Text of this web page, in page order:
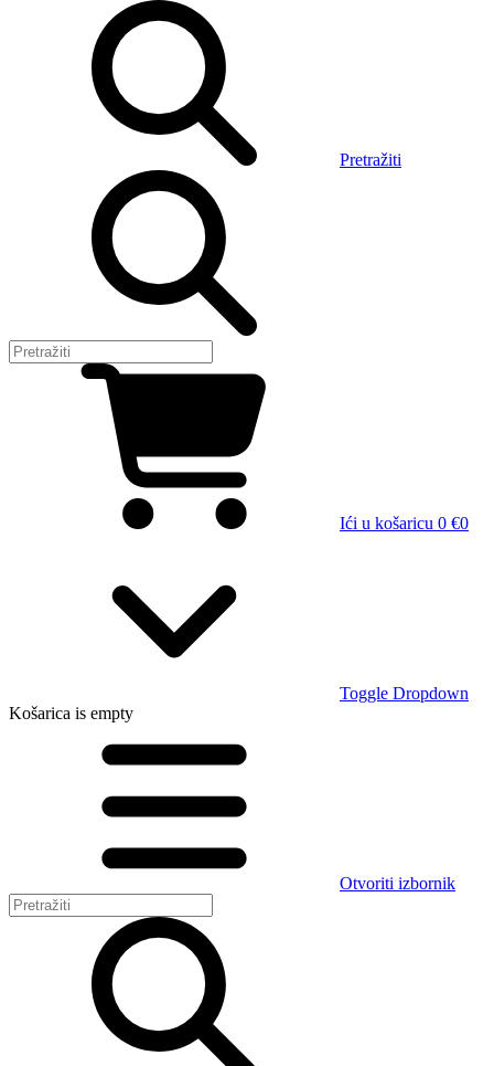
Pretražiti
Ići u košaricu 0 €0
Toggle Dropdown
Košarica is empty
Otvoriti izbornik